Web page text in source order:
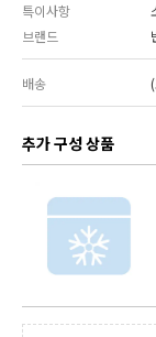
특이사항
브랜드
배송
추가 구성 상품